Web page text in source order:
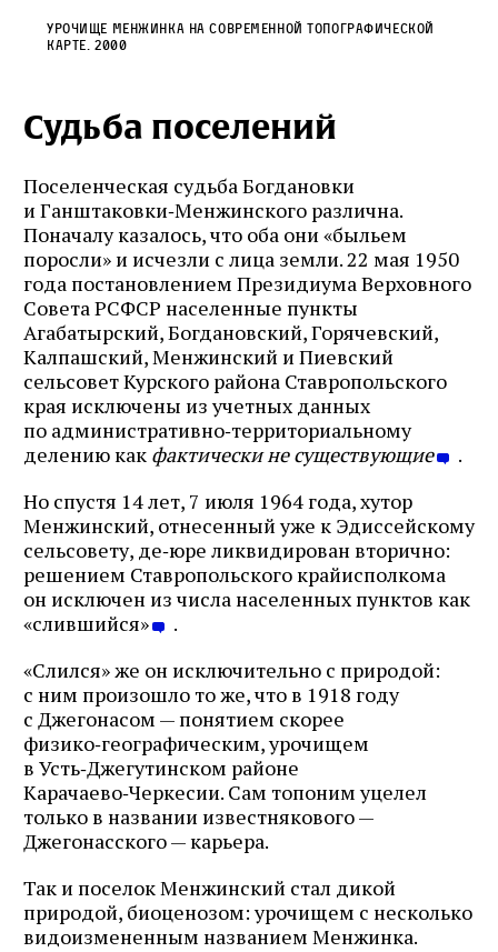
Урочище Менжинка на современной топографической
карте. 2000
Судьба поселений
Поселенческая судьба Богдановки
и Ганштаковки‑Менжинского различна.
Поначалу казалось, что оба они «быльем
поросли» и исчезли с лица земли. 22 мая 1950
года постановлением Президиума Верховного
Совета РСФСР населенные пункты
Агабатырский, Богдановский, Горячевский,
Калпашский, Менжинский и Пиевский
сельсовет Курского района Ставропольского
края исключены из учетных данных
по административно‑территориальному
делению как фактически не существующие
.
Но спустя 14 лет, 7 июля 1964 года, хутор
Менжинский, отнесенный уже к Эдиссейскому
сельсовету, де‑юре ликвидирован вторично:
решением Ставропольского крайисполкома
он исключен из числа населенных пунктов как
«слившийся»
.
«Слился» же он исключительно с природой:
с ним произошло то же, что в 1918 году
с Джегонасом — понятием скорее
физико‑географическим, урочищем
в Усть‑Джегутинском районе
Карачаево‑Черкесии. Сам топоним уцелел
только в названии известнякового —
Джегонасского — карьера.
Так и поселок Менжинский стал дикой
природой, биоценозом: урочищем с несколько
видоизмененным названием Менжинка.